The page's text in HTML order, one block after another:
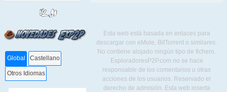
Global Castellano
Otros Idiomas
Esta web está basada en enlaces para
descargar con eMule, BitTorrent o similares.
No contiene alojado ningún tipo de fichero.
ExploradoresP2P.com no se hace
responsable de los comentarios u otras
acciones de los usuarios. Reservado el
derecho de admisión. Esta web inserta